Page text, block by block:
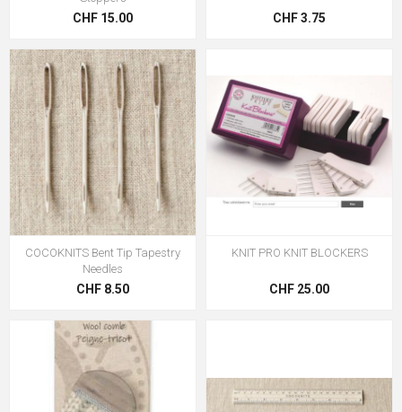
CHF 15.00 CHF 3.75
COCOKNITS Bent Tip Tapestry
Needles
CHF 8.50
KNIT PRO KNIT BLOCKERS
CHF 25.00